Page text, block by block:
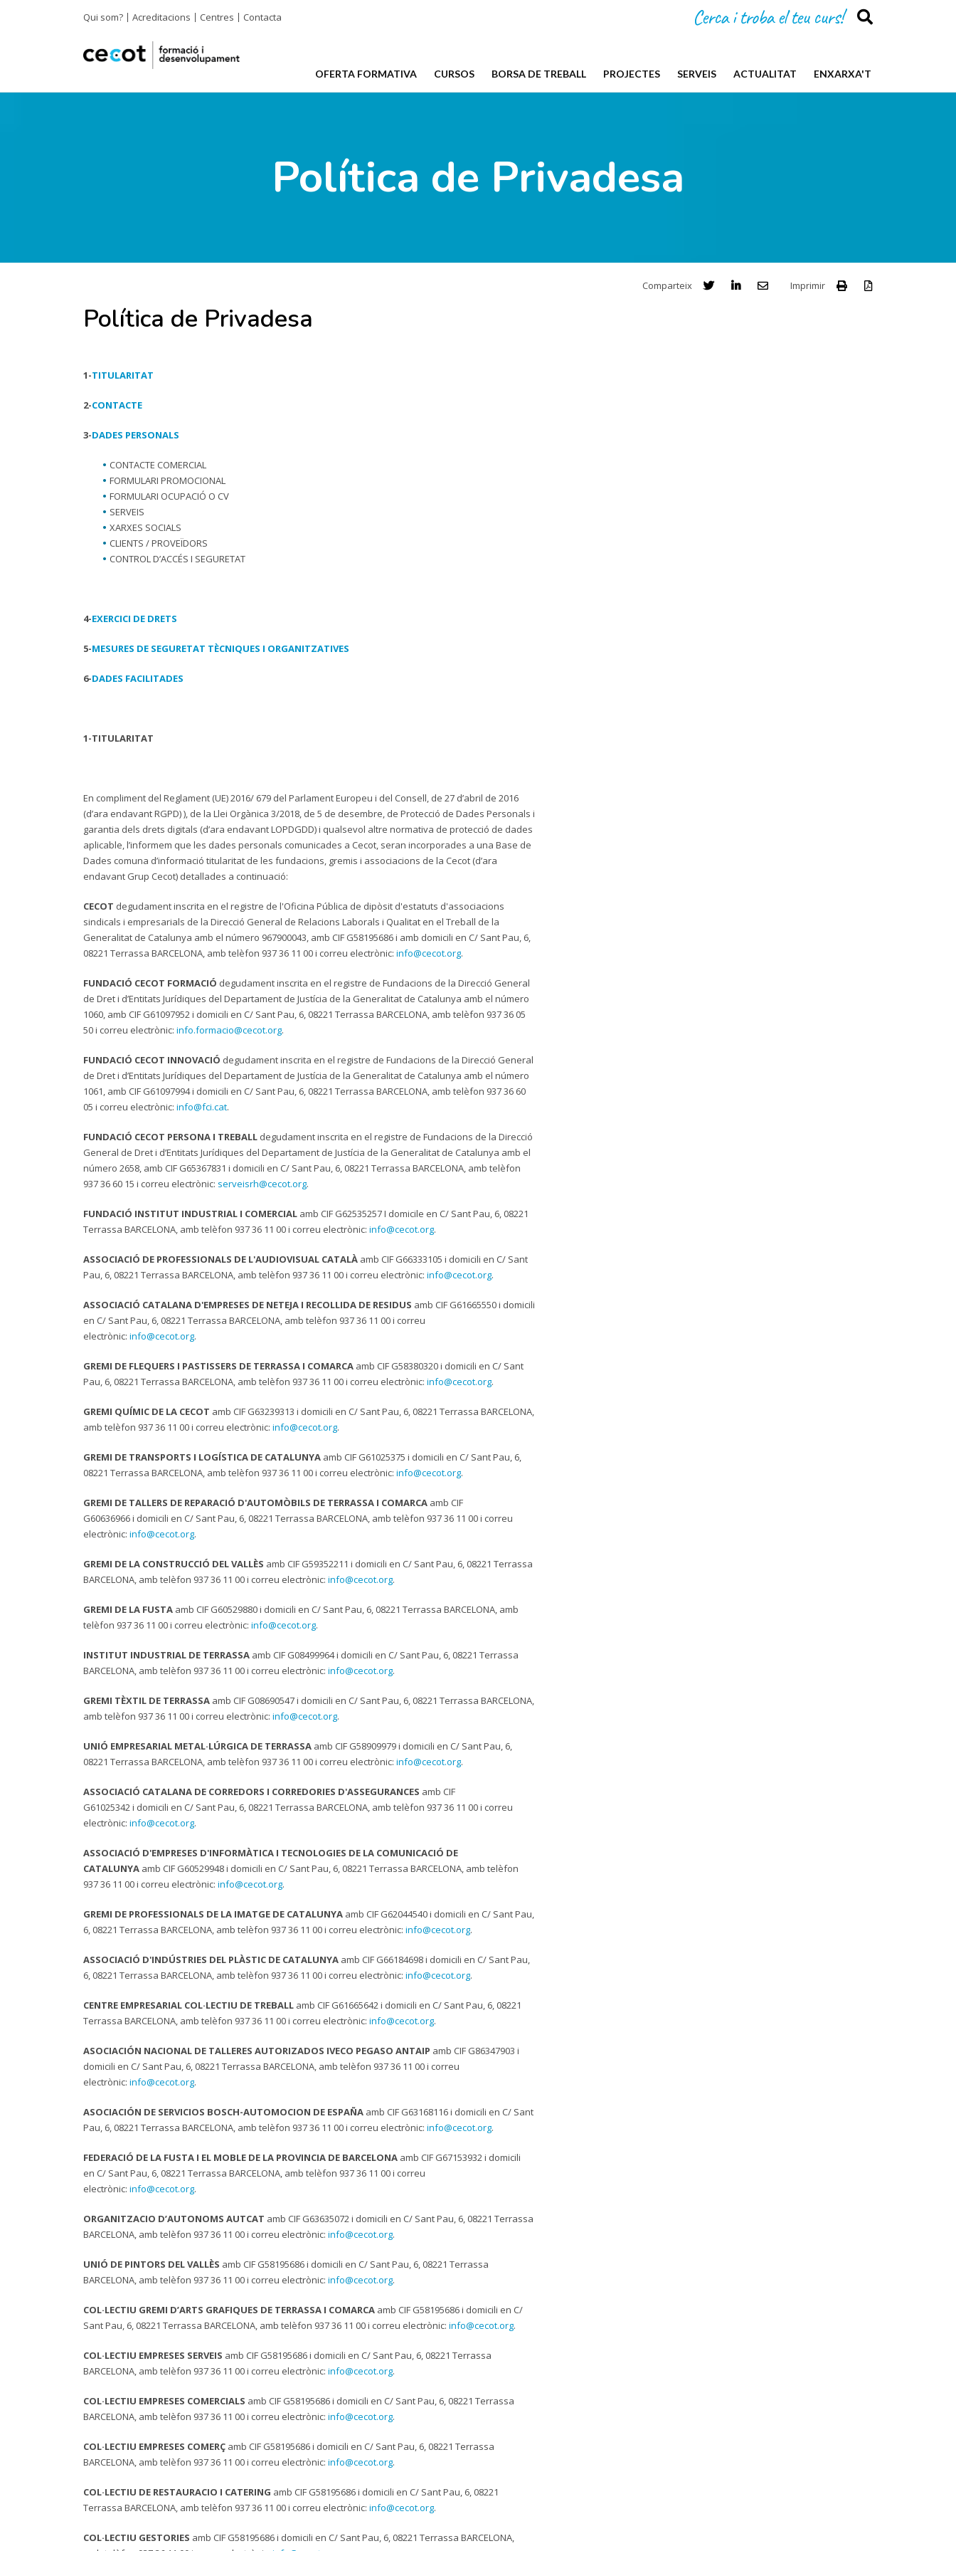
Qui som? Acreditacions Centres Contacta Cerca i troba el teu curs!
OFERTA FORMATIVA CURSOS BORSA DE TREBALL PROJECTES SERVEIS ACTUALITAT ENXARXA'T
Política de Privadesa
Comparteix Imprimir
Política de Privadesa
1-TITULARITAT
2-CONTACTE
3-DADES PERSONALS
CONTACTE COMERCIAL
FORMULARI PROMOCIONAL
FORMULARI OCUPACIÓ O CV
SERVEIS
XARXES SOCIALS
CLIENTS / PROVEÏDORS
CONTROL D’ACCÉS I SEGURETAT
4-EXERCICI DE DRETS
5-MESURES DE SEGURETAT TÈCNIQUES I ORGANITZATIVES
6-DADES FACILITADES
1-TITULARITAT
En compliment del Reglament (UE) 2016/ 679 del Parlament Europeu i del Consell, de 27 d’abril de 2016
(d’ara endavant RGPD) ), de la Llei Orgànica 3/2018, de 5 de desembre, de Protecció de Dades Personals i
garantia dels drets digitals (d’ara endavant LOPDGDD) i qualsevol altre normativa de protecció de dades
aplicable, l’informem que les dades personals comunicades a Cecot, seran incorporades a una Base de
Dades comuna d’informació titularitat de les fundacions, gremis i associacions de la Cecot (d’ara
endavant Grup Cecot) detallades a continuació:
CECOT degudament inscrita en el registre de l'Oficina Pública de dipòsit d'estatuts d'associacions
sindicals i empresarials de la Direcció General de Relacions Laborals i Qualitat en el Treball de la
Generalitat de Catalunya amb el número 967900043, amb CIF G58195686 i amb domicili en C/ Sant Pau, 6,
08221 Terrassa BARCELONA, amb telèfon 937 36 11 00 i correu electrònic: info@cecot.org.
FUNDACIÓ CECOT FORMACIÓ degudament inscrita en el registre de Fundacions de la Direcció General
de Dret i d’Entitats Jurídiques del Departament de Justícia de la Generalitat de Catalunya amb el número
1060, amb CIF G61097952 i domicili en C/ Sant Pau, 6, 08221 Terrassa BARCELONA, amb telèfon 937 36 05
50 i correu electrònic: info.formacio@cecot.org.
FUNDACIÓ CECOT INNOVACIÓ degudament inscrita en el registre de Fundacions de la Direcció General
de Dret i d’Entitats Jurídiques del Departament de Justícia de la Generalitat de Catalunya amb el número
1061, amb CIF G61097994 i domicili en C/ Sant Pau, 6, 08221 Terrassa BARCELONA, amb telèfon 937 36 60
05 i correu electrònic: info@fci.cat.
FUNDACIÓ CECOT PERSONA I TREBALL degudament inscrita en el registre de Fundacions de la Direcció
General de Dret i d’Entitats Jurídiques del Departament de Justícia de la Generalitat de Catalunya amb el
número 2658, amb CIF G65367831 i domicili en C/ Sant Pau, 6, 08221 Terrassa BARCELONA, amb telèfon
937 36 60 15 i correu electrònic: serveisrh@cecot.org.
FUNDACIÓ INSTITUT INDUSTRIAL I COMERCIAL amb CIF G62535257 I domicile en C/ Sant Pau, 6, 08221
Terrassa BARCELONA, amb telèfon 937 36 11 00 i correu electrònic: info@cecot.org.
ASSOCIACIÓ DE PROFESSIONALS DE L'AUDIOVISUAL CATALÀ amb CIF G66333105 i domicili en C/ Sant
Pau, 6, 08221 Terrassa BARCELONA, amb telèfon 937 36 11 00 i correu electrònic: info@cecot.org.
ASSOCIACIÓ CATALANA D'EMPRESES DE NETEJA I RECOLLIDA DE RESIDUS amb CIF G61665550 i domicili
en C/ Sant Pau, 6, 08221 Terrassa BARCELONA, amb telèfon 937 36 11 00 i correu
electrònic: info@cecot.org.
GREMI DE FLEQUERS I PASTISSERS DE TERRASSA I COMARCA amb CIF G58380320 i domicili en C/ Sant
Pau, 6, 08221 Terrassa BARCELONA, amb telèfon 937 36 11 00 i correu electrònic: info@cecot.org.
GREMI QUÍMIC DE LA CECOT amb CIF G63239313 i domicili en C/ Sant Pau, 6, 08221 Terrassa BARCELONA,
amb telèfon 937 36 11 00 i correu electrònic: info@cecot.org.
GREMI DE TRANSPORTS I LOGÍSTICA DE CATALUNYA amb CIF G61025375 i domicili en C/ Sant Pau, 6,
08221 Terrassa BARCELONA, amb telèfon 937 36 11 00 i correu electrònic: info@cecot.org.
GREMI DE TALLERS DE REPARACIÓ D'AUTOMÒBILS DE TERRASSA I COMARCA amb CIF
G60636966 i domicili en C/ Sant Pau, 6, 08221 Terrassa BARCELONA, amb telèfon 937 36 11 00 i correu
electrònic: info@cecot.org.
GREMI DE LA CONSTRUCCIÓ DEL VALLÈS amb CIF G59352211 i domicili en C/ Sant Pau, 6, 08221 Terrassa
BARCELONA, amb telèfon 937 36 11 00 i correu electrònic: info@cecot.org.
GREMI DE LA FUSTA amb CIF G60529880 i domicili en C/ Sant Pau, 6, 08221 Terrassa BARCELONA, amb
telèfon 937 36 11 00 i correu electrònic: info@cecot.org.
INSTITUT INDUSTRIAL DE TERRASSA amb CIF G08499964 i domicili en C/ Sant Pau, 6, 08221 Terrassa
BARCELONA, amb telèfon 937 36 11 00 i correu electrònic: info@cecot.org.
GREMI TÈXTIL DE TERRASSA amb CIF G08690547 i domicili en C/ Sant Pau, 6, 08221 Terrassa BARCELONA,
amb telèfon 937 36 11 00 i correu electrònic: info@cecot.org.
UNIÓ EMPRESARIAL METAL·LÚRGICA DE TERRASSA amb CIF G58909979 i domicili en C/ Sant Pau, 6,
08221 Terrassa BARCELONA, amb telèfon 937 36 11 00 i correu electrònic: info@cecot.org.
ASSOCIACIÓ CATALANA DE CORREDORS I CORREDORIES D'ASSEGURANCES amb CIF
G61025342 i domicili en C/ Sant Pau, 6, 08221 Terrassa BARCELONA, amb telèfon 937 36 11 00 i correu
electrònic: info@cecot.org.
ASSOCIACIÓ D'EMPRESES D'INFORMÀTICA I TECNOLOGIES DE LA COMUNICACIÓ DE
CATALUNYA amb CIF G60529948 i domicili en C/ Sant Pau, 6, 08221 Terrassa BARCELONA, amb telèfon
937 36 11 00 i correu electrònic: info@cecot.org.
GREMI DE PROFESSIONALS DE LA IMATGE DE CATALUNYA amb CIF G62044540 i domicili en C/ Sant Pau,
6, 08221 Terrassa BARCELONA, amb telèfon 937 36 11 00 i correu electrònic: info@cecot.org.
ASSOCIACIÓ D'INDÚSTRIES DEL PLÀSTIC DE CATALUNYA amb CIF G66184698 i domicili en C/ Sant Pau,
6, 08221 Terrassa BARCELONA, amb telèfon 937 36 11 00 i correu electrònic: info@cecot.org.
CENTRE EMPRESARIAL COL·LECTIU DE TREBALL amb CIF G61665642 i domicili en C/ Sant Pau, 6, 08221
Terrassa BARCELONA, amb telèfon 937 36 11 00 i correu electrònic: info@cecot.org.
ASOCIACIÓN NACIONAL DE TALLERES AUTORIZADOS IVECO PEGASO ANTAIP amb CIF G86347903 i
domicili en C/ Sant Pau, 6, 08221 Terrassa BARCELONA, amb telèfon 937 36 11 00 i correu
electrònic: info@cecot.org.
ASOCIACIÓN DE SERVICIOS BOSCH-AUTOMOCION DE ESPAÑA amb CIF G63168116 i domicili en C/ Sant
Pau, 6, 08221 Terrassa BARCELONA, amb telèfon 937 36 11 00 i correu electrònic: info@cecot.org.
FEDERACIÓ DE LA FUSTA I EL MOBLE DE LA PROVINCIA DE BARCELONA amb CIF G67153932 i domicili
en C/ Sant Pau, 6, 08221 Terrassa BARCELONA, amb telèfon 937 36 11 00 i correu
electrònic: info@cecot.org.
ORGANITZACIO D’AUTONOMS AUTCAT amb CIF G63635072 i domicili en C/ Sant Pau, 6, 08221 Terrassa
BARCELONA, amb telèfon 937 36 11 00 i correu electrònic: info@cecot.org.
UNIÓ DE PINTORS DEL VALLÈS amb CIF G58195686 i domicili en C/ Sant Pau, 6, 08221 Terrassa
BARCELONA, amb telèfon 937 36 11 00 i correu electrònic: info@cecot.org.
COL·LECTIU GREMI D’ARTS GRAFIQUES DE TERRASSA I COMARCA amb CIF G58195686 i domicili en C/
Sant Pau, 6, 08221 Terrassa BARCELONA, amb telèfon 937 36 11 00 i correu electrònic: info@cecot.org.
COL·LECTIU EMPRESES SERVEIS amb CIF G58195686 i domicili en C/ Sant Pau, 6, 08221 Terrassa
BARCELONA, amb telèfon 937 36 11 00 i correu electrònic: info@cecot.org.
COL·LECTIU EMPRESES COMERCIALS amb CIF G58195686 i domicili en C/ Sant Pau, 6, 08221 Terrassa
BARCELONA, amb telèfon 937 36 11 00 i correu electrònic: info@cecot.org.
COL·LECTIU EMPRESES COMERÇ amb CIF G58195686 i domicili en C/ Sant Pau, 6, 08221 Terrassa
BARCELONA, amb telèfon 937 36 11 00 i correu electrònic: info@cecot.org.
COL·LECTIU DE RESTAURACIO I CATERING amb CIF G58195686 i domicili en C/ Sant Pau, 6, 08221
Terrassa BARCELONA, amb telèfon 937 36 11 00 i correu electrònic: info@cecot.org.
COL·LECTIU GESTORIES amb CIF G58195686 i domicili en C/ Sant Pau, 6, 08221 Terrassa BARCELONA,